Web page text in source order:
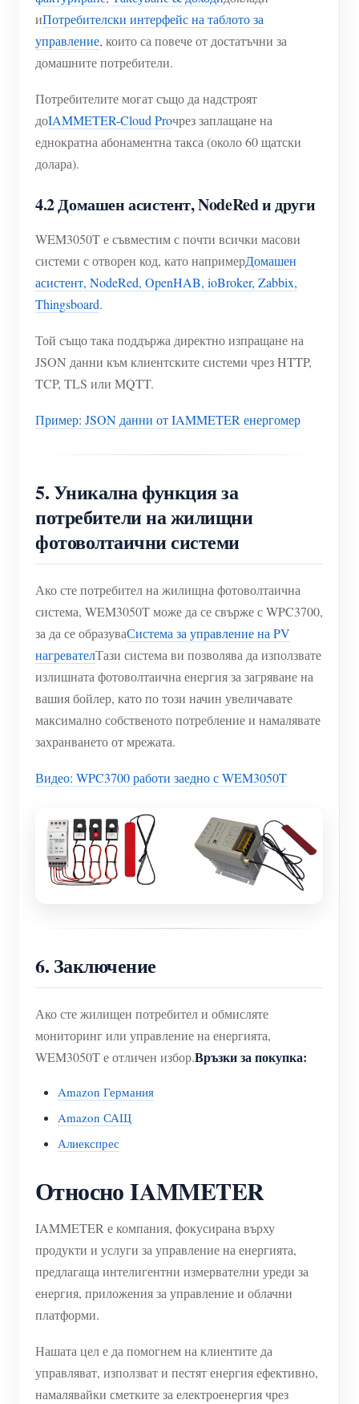
иПотребителски интерфейс на таблото за
управление, които са повече от достатъчни за
домашните потребители.
Потребителите могат също да надстроят
доIAMMETER-Cloud Proчрез заплащане на
еднократна абонаментна такса (около 60 щатски
долара).
4.2 Домашен асистент, NodeRed и други
WEM3050T е съвместим с почти всички масови
системи с отворен код, като напримерДомашен
асистент, NodeRed, OpenHAB, ioBroker, Zabbix,
Thingsboard.
Той също така поддържа директно изпращане на
JSON данни към клиентските системи чрез HTTP,
TCP, TLS или MQTT.
Пример: JSON данни от IAMMETER енергомер
5. Уникална функция за
потребители на жилищни
фотоволтаични системи
Ако сте потребител на жилищна фотоволтаична
система, WEM3050T може да се свърже с WPC3700,
за да се образуваСистема за управление на PV
нагревателТази система ви позволява да използвате
излишната фотоволтаична енергия за загряване на
вашия бойлер, като по този начин увеличавате
максимално собственото потребление и намалявате
захранването от мрежата.
Видео: WPC3700 работи заедно с WEM3050T
6. Заключение
Ако сте жилищен потребител и обмисляте
мониторинг или управление на енергията,
WEM3050T е отличен избор.Връзки за покупка:
Amazon Германия
Amazon САЩ
Алиекспрес
Относно IAMMETER
IAMMETER е компания, фокусирана върху
продукти и услуги за управление на енергията,
предлагаща интелигентни измервателни уреди за
енергия, приложения за управление и облачни
платформи.
Нашата цел е да помогнем на клиентите да
управляват, използват и пестят енергия ефективно,
намалявайки сметките за електроенергия чрез